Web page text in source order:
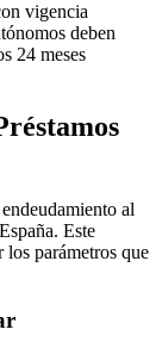
vigencia
deben
24 meses
al
Este
parámetros que